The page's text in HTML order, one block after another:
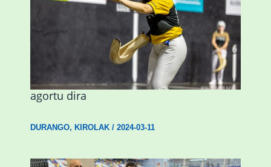
Astelehenean Durangon jokatuko den
emakumezkoen zesta finaleko sarrerak
agortu dira
DURANGO, KIROLAK/ 2024-03-11